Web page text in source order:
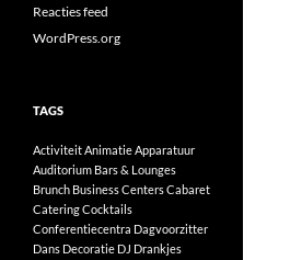
Reacties feed
WordPress.org
TAGS
ActiviteitAnimatieApparatuur
Auditorium Bars & Lounges
Brunch Business CentersCabaret
CateringCocktails
Conferentiecentra Dagvoorzitter
Dans Decoratie DJ Drankjes